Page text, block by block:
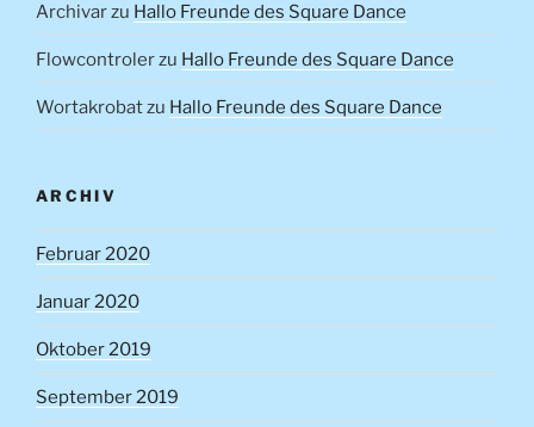
Archivarzu Hallo Freunde des Square Dance
Flowcontrolerzu Hallo Freunde des Square Dance
Wortakrobatzu Hallo Freunde des Square Dance
ARCHIV
Februar 2020
Januar 2020
Oktober 2019
September 2019